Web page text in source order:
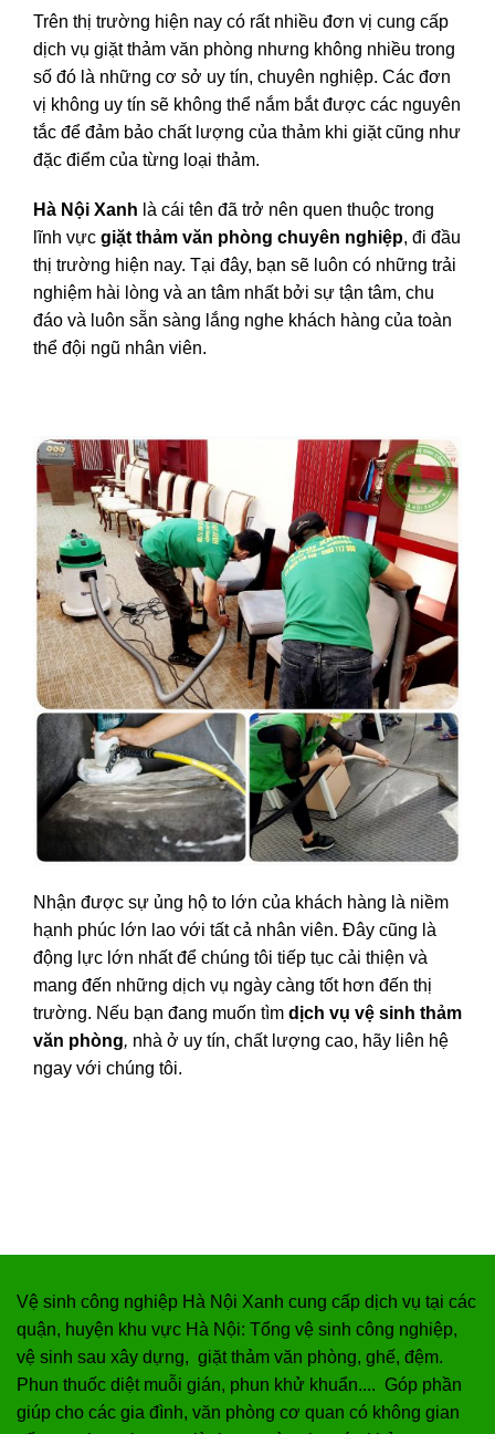
Trên thị trường hiện nay có rất nhiều đơn vị cung cấp
dịch vụ giặt thảm văn phòng nhưng không nhiều trong
số đó là những cơ sở uy tín, chuyên nghiệp. Các đơn
vị không uy tín sẽ không thể nắm bắt được các nguyên
tắc để đảm bảo chất lượng của thảm khi giặt cũng như
đặc điểm của từng loại thảm.
Hà Nội Xanh là cái tên đã trở nên quen thuộc trong
lĩnh vực giặt thảm văn phòng chuyên nghiệp, đi đầu
thị trường hiện nay. Tại đây, bạn sẽ luôn có những trải
nghiệm hài lòng và an tâm nhất bởi sự tận tâm, chu
đáo và luôn sẵn sàng lắng nghe khách hàng của toàn
thể đội ngũ nhân viên.
Nhận được sự ủng hộ to lớn của khách hàng là niềm
hạnh phúc lớn lao với tất cả nhân viên. Đây cũng là
động lực lớn nhất để chúng tôi tiếp tục cải thiện và
mang đến những dịch vụ ngày càng tốt hơn đến thị
trường. Nếu bạn đang muốn tìm dịch vụ vệ sinh thảm
văn phòng, nhà ở uy tín, chất lượng cao, hãy liên hệ
ngay với chúng tôi.
Vệ sinh công nghiệp Hà Nội Xanh cung cấp dịch vụ tại các
quận, huyện khu vực Hà Nội: Tổng vệ sinh công nghiệp,
vệ sinh sau xây dựng, giặt thảm văn phòng, ghế, đệm.
Phun thuốc diệt muỗi gián, phun khử khuẩn.... Góp phần
giúp cho các gia đình, văn phòng cơ quan có không gian